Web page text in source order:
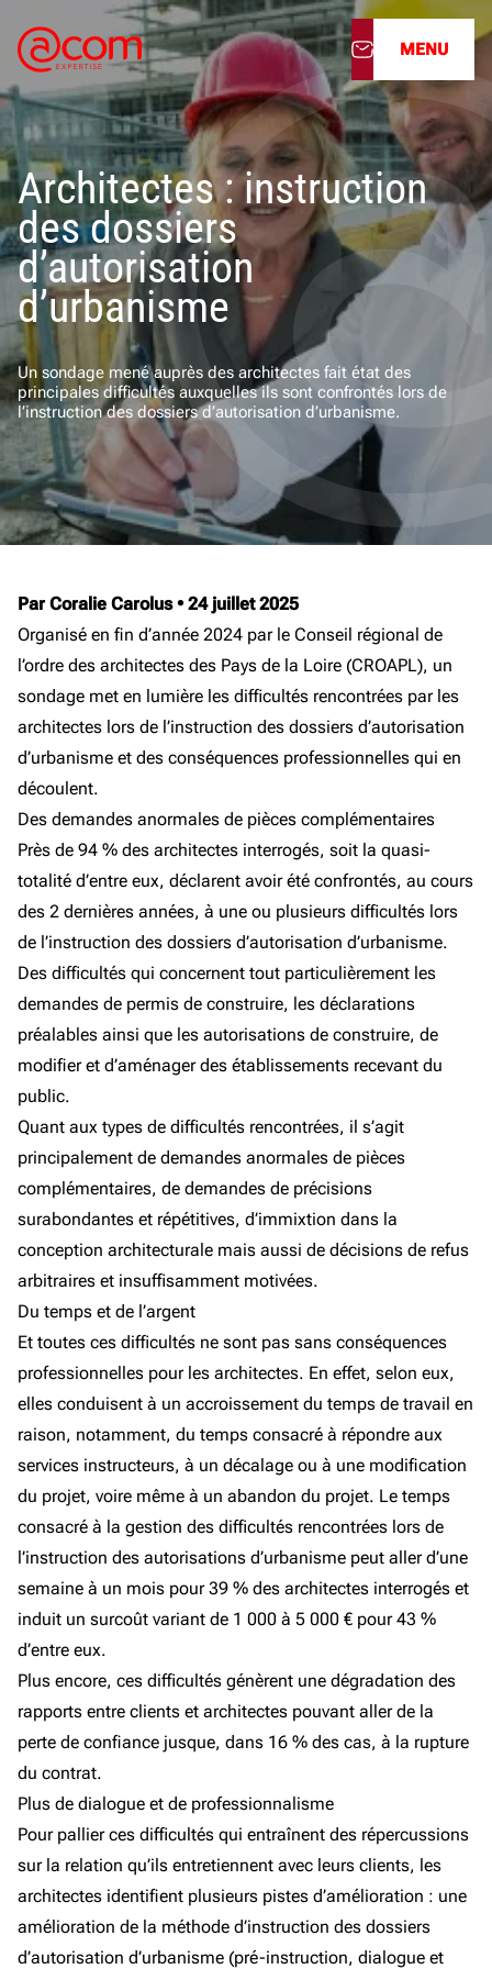
À propos
Nos services
Nos cabinets
Nos filiales
Actualités
Nous rejoindre
MENU
Architectes : instruction
des dossiers
d’autorisation
d’urbanisme
Un sondage mené auprès des architectes fait état des
principales difficultés auxquelles ils sont confrontés lors de
l’instruction des dossiers d’autorisation d’urbanisme.
Par Coralie Carolus• 24 juillet 2025
Organisé en fin d’année 2024 par le Conseil régional de
l’ordre des architectes des Pays de la Loire (CROAPL), un
sondage met en lumière les difficultés rencontrées par les
architectes lors de l’instruction des dossiers d’autorisation
d’urbanisme et des conséquences professionnelles qui en
découlent.
Des demandes anormales de pièces complémentaires
Près de 94 % des architectes interrogés, soit la quasi-
totalité d’entre eux, déclarent avoir été confrontés, au cours
des 2 dernières années, à une ou plusieurs difficultés lors
de l’instruction des dossiers d’autorisation d’urbanisme.
Des difficultés qui concernent tout particulièrement les
demandes de permis de construire, les déclarations
préalables ainsi que les autorisations de construire, de
modifier et d’aménager des établissements recevant du
public.
Quant aux types de difficultés rencontrées, il s’agit
principalement de demandes anormales de pièces
complémentaires, de demandes de précisions
surabondantes et répétitives, d’immixtion dans la
conception architecturale mais aussi de décisions de refus
arbitraires et insuffisamment motivées.
Du temps et de l’argent
Et toutes ces difficultés ne sont pas sans conséquences
professionnelles pour les architectes. En effet, selon eux,
elles conduisent à un accroissement du temps de travail en
raison, notamment, du temps consacré à répondre aux
services instructeurs, à un décalage ou à une modification
du projet, voire même à un abandon du projet. Le temps
consacré à la gestion des difficultés rencontrées lors de
l’instruction des autorisations d’urbanisme peut aller d’une
semaine à un mois pour 39 % des architectes interrogés et
induit un surcoût variant de 1 000 à 5 000 € pour 43 %
d’entre eux.
Plus encore, ces difficultés génèrent une dégradation des
rapports entre clients et architectes pouvant aller de la
perte de confiance jusque, dans 16 % des cas, à la rupture
du contrat.
Plus de dialogue et de professionnalisme
Pour pallier ces difficultés qui entraînent des répercussions
sur la relation qu’ils entretiennent avec leurs clients, les
architectes identifient plusieurs pistes d’amélioration : une
amélioration de la méthode d’instruction des dossiers
d’autorisation d’urbanisme (pré-instruction, dialogue et